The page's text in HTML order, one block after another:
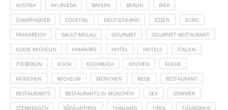
AUSTRIA AYURVEDA BAYERN BERLIN BIER
CHAMPAGNER COCKTAIL DEUTSCHLAND ESSEN EURO
FRANKREICH GAULT-MILLAU GOURMET GOURMET-RESTAURANT
GUIDE MICHELIN HAMBURG HOTEL HOTELS ITALIEN
ITB BERLIN KOCH KOCHBUCH KOCHEN KÜCHE
MÜNCHEN MICHELIN MÜNCHEN REISE RESTAURANT
RESTAURANTS RESTAURANTS IN MÜNCHEN SEX SOMMER
STERNEKOCH SÃƑÂ¼DTIROL THAILAND TIROL TOURISMUS